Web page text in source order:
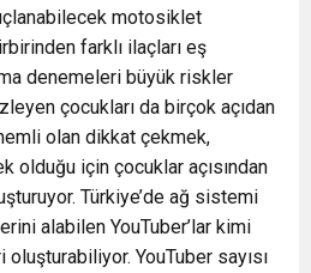
motosiklet
farklı ilaçları eş
denemeleri büyük riskler
çocukları da birçok açıdan
olan dikkat çekmek,
olduğu için çocuklar açısından
Türkiye’de ağ sistemi
alabilen YouTuber’lar kimi
YouTuber sayısı